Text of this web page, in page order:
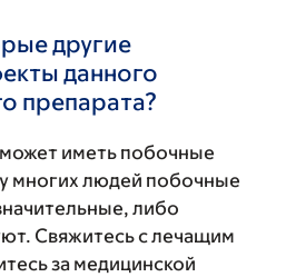
другие
данного
препарата?
иметь побочные
многих людей побочные
либо
Свяжитесь с лечащим
за медицинской